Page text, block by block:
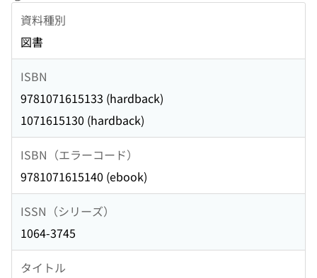
資料種別
図書
ISBN
9781071615133 (hardback)
1071615130 (hardback)
ISBN（エラーコード）
9781071615140 (ebook)
ISSN（シリーズ）
1064-3745
タイトル